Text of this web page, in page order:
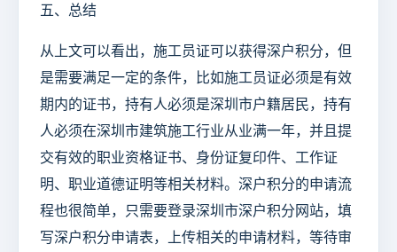
五、总结
从上文可以看出，施工员证可以获得深户积分，但
是需要满足一定的条件，比如施工员证必须是有效
期内的证书，持有人必须是深圳市户籍居民，持有
人必须在深圳市建筑施工行业从业满一年，并且提
交有效的职业资格证书、身份证复印件、工作证
明、职业道德证明等相关材料。深户积分的申请流
程也很简单，只需要登录深圳市深户积分网站，填
写深户积分申请表，上传相关的申请材料，等待审